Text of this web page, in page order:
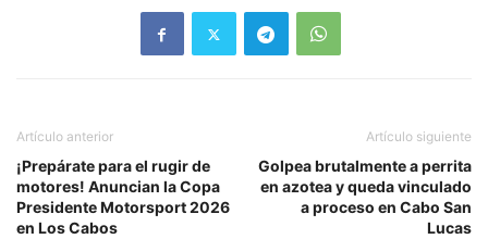
Artículo anterior
¡Prepárate para el rugir de
motores! Anuncian la Copa
Presidente Motorsport 2026
en Los Cabos
Artículo siguiente
Golpea brutalmente a perrita
en azotea y queda vinculado
a proceso en Cabo San
Lucas